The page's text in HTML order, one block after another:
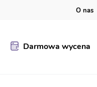
O nas
Darmowa wycena